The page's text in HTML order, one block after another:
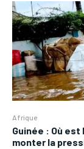
Afrique
Guinée : Où
monter la